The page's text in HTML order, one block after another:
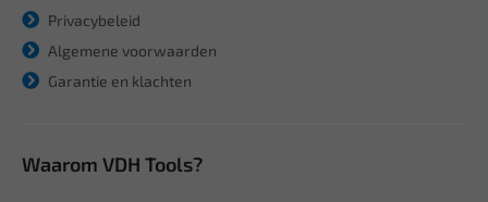
Privacybeleid
Algemene voorwaarden
Garantie en klachten
Waarom VDH Tools?